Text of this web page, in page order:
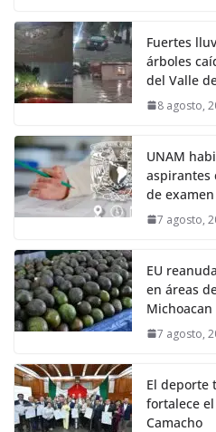
Fuertes
árboles
del Valle
8 agosto,
UNAM
aspirantes
de
7 agosto,
EU
en áreas
Michoacan
7 agosto,
El deporte
fortalece
Camacho